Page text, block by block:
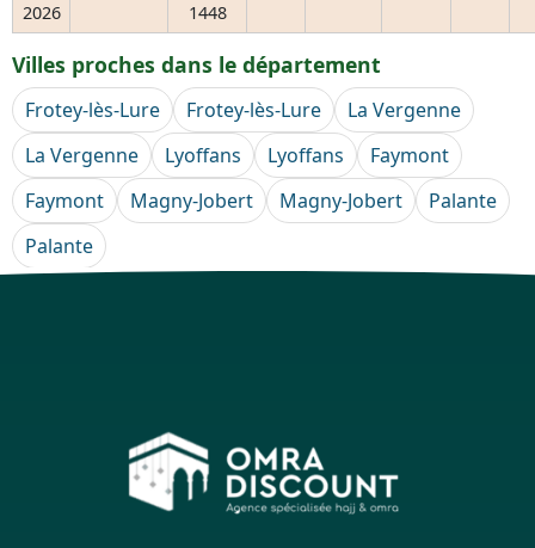
2026
1448
Villes proches dans le département
Frotey-lès-Lure Frotey-lès-Lure
La Vergenne
La Vergenne
Lyoffans Lyoffans
Faymont
Faymont
Magny-Jobert Magny-Jobert
Palante
Palante